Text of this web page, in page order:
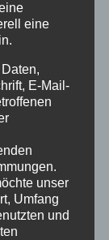
Event
lernen
eine
E-Mail-
unser
Umfang
und